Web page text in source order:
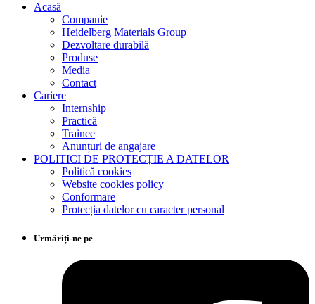
Acasă
Companie
Heidelberg Materials Group
Dezvoltare durabilă
Produse
Media
Contact
Cariere
Internship
Practică
Trainee
Anunțuri de angajare
POLITICI DE PROTECȚIE A DATELOR
Politică cookies
Website cookies policy
Conformare
Protecția datelor cu caracter personal
Urmăriți-ne pe